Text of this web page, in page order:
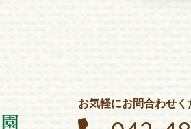
お気軽にお問合わせく